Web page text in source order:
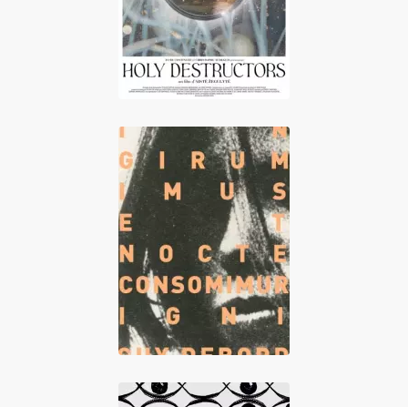
In girum imus
nocte et
consumimur igni